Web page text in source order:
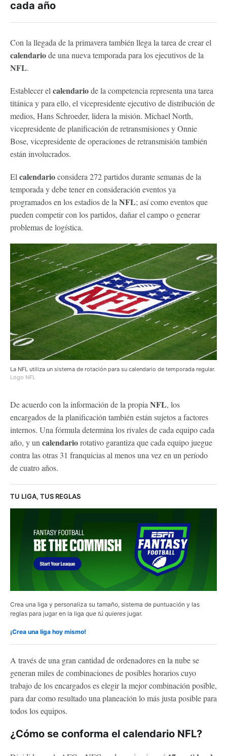
cada año
Con la llegada de la primavera también llega la tarea de crear el
calendariode una nueva temporada para los ejecutivos de la
NFL.
Establecer el calendariode la competencia representa una tarea
titánica y para ello, el vicepresidente ejecutivo de distribución de
medios, Hans Schroeder, lidera la misión. Michael North,
vicepresidente de planificación de retransmisiones y Onnie
Bose, vicepresidente de operaciones de retransmisión también
están involucrados.
El calendarioconsidera 272 partidos durante semanas de la
temporada y debe tener en consideración eventos ya
programados en los estadios de la NFL; así como eventos que
pueden competir con los partidos, dañar el campo o generar
problemas de logística.
La NFL utiliza un sistema de rotación para su calendario de temporada regular.
Logo NFL
De acuerdo con la información de la propia NFL, los
encargados de la planificación también están sujetos a factores
internos. Una fórmula determina los rivales de cada equipo cada
año, y un calendariorotativo garantiza que cada equipo juegue
contra las otras 31 franquicias al menos una vez en un período
de cuatro años.
TU LIGA, TUS REGLAS
Crea una liga y personaliza su tamaño, sistema de puntuación y las
reglas para jugar en la liga que tú quieres jugar.
¡Crea una liga hoy mismo!
A través de una gran cantidad de ordenadores en la nube se
generan miles de combinaciones de posibles horarios cuyo
trabajo de los encargados es elegir la mejor combinación posible,
para dar como resultado una planeación lo más justa posible para
todos los equipos.
¿Cómo se conforma el calendario NFL?